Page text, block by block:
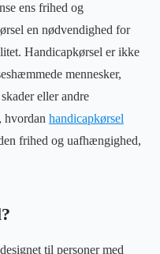
ens frihed og
en nødvendighed for
Handicapkørsel er ikke
mennesker,
eller andre
hvordan handicapkørsel
frihed og uafhængighed,
til personer med